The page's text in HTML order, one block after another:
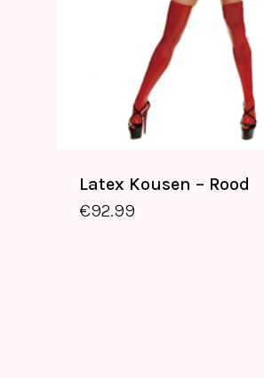
Latex Kousen – Rood
€92.99